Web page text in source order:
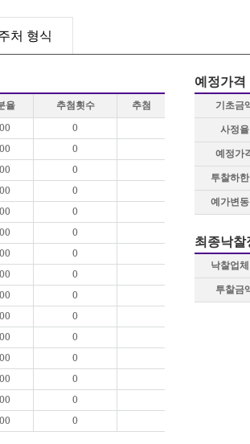
처 형식
율 추첨횟수
추첨
0
0
0
0
0
0
0
0
0
0
0
0
0
0
0
예정가격
기초금
사정율
예정가
투찰하
예가변
최종낙찰
낙찰업
투찰금